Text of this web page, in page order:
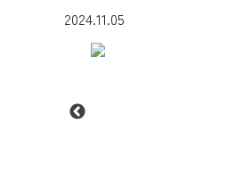
2024.11.05